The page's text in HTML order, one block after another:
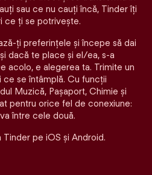
sau ce nu cauți încă, Tinder îți
ce ți se potrivește.
ți preferințele și începe să dai
dacă te place și el/ea, s-a
acolo, e alegerea ta. Trimite un
ce se întâmplă. Cu funcții
Muzică, Pașaport, Chimie și
pentru orice fel de conexiune:
între cele două.
pe iOS și Android.